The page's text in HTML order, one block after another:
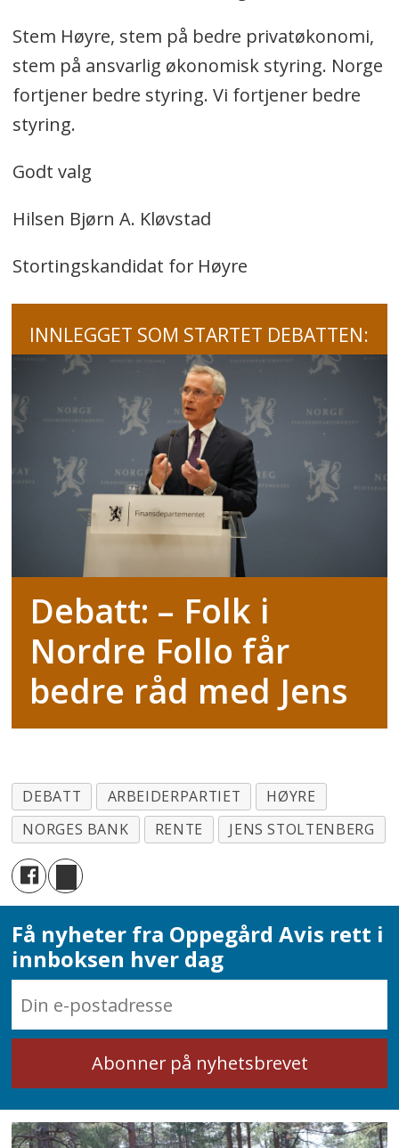
Stem Høyre, stem på bedre privatøkonomi,
stem på ansvarlig økonomisk styring. Norge
fortjener bedre styring. Vi fortjener bedre
styring.
Godt valg
Hilsen Bjørn A. Kløvstad
Stortingskandidat for Høyre
INNLEGGET SOM STARTET DEBATTEN:
Debatt: – Folk i
Nordre Follo får
bedre råd med Jens
DEBATT ARBEIDERPARTIET
HØYRE
NORGES BANK
RENTE JENS STOLTENBERG
Få nyheter fra Oppegård Avis rett i
innboksen hver dag